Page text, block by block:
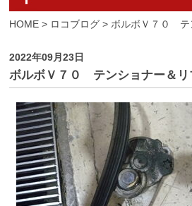
HOME> ロコブログ> ボルボＶ７０ テ
2022年09月23日
ボルボＶ７０ テンショナー＆リ